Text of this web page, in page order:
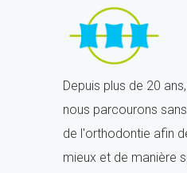
Depuis plus de 20
nous parcourons
de l'orthodontie afin
mieux et de manière